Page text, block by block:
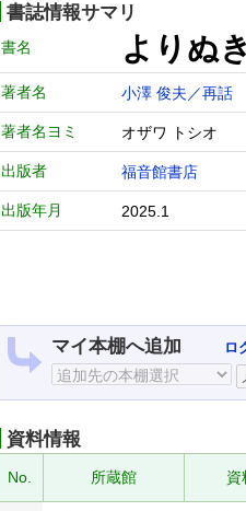
書誌情報サマリ
書名 より
著者名 小澤 俊夫／再話
著者名ヨミ オザワ トシオ
出版者 福音館書店
出版年月 2025.1
マイ本棚へ追加 ロ
資料情報
No. 所蔵館 資